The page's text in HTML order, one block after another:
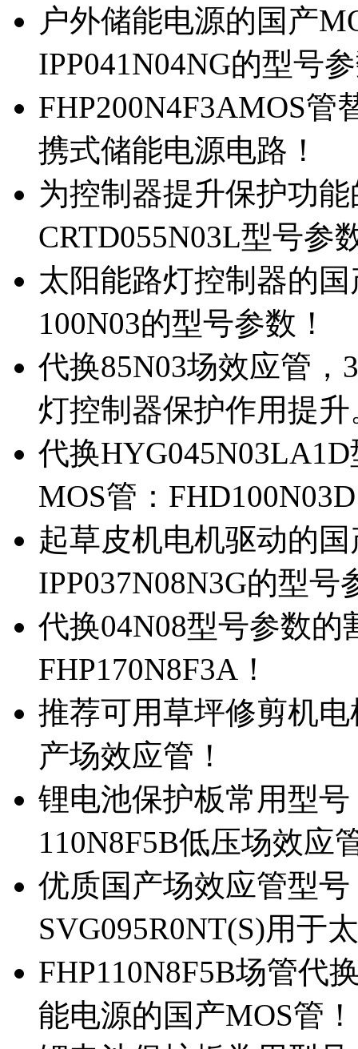
户外储能电源的国产
IPP041N04NG的型号
FHP200N4F3AMOS管
携式储能电源电路！
为控制器提升保护功
CRTD055N03L型号参
太阳能路灯控制器的
100N03的型号参数！
代换85N03场效应管
灯控制器保护作用提升
代换
MOS管：
起草皮机电机驱动的
IPP037N08N3G的型号
代换04N08型号参数
FHP170N8F3A！
推荐可用草坪修剪机电
产场效应管！
锂电池保护板常用型号
110N8F5B低压场效应
优质国产场效应管型
SVG095R0NT(S)用于
FHP110N8F5B场管代
能电源的国产MOS管！